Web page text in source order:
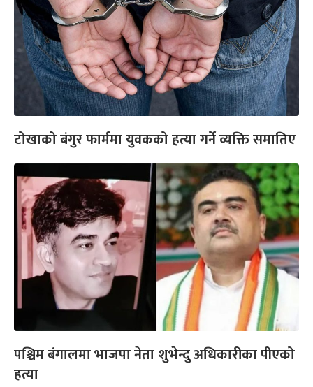
टोखाको बंगुर फार्ममा युवकको हत्या गर्ने व्यक्ति समातिए
पश्चिम बंगालमा भाजपा नेता शुभेन्दु अधिकारीका पीएको
हत्या